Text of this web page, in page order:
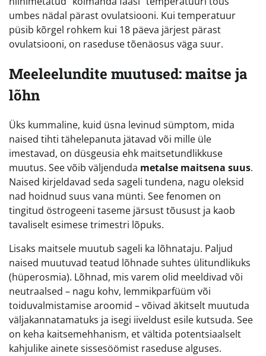
umbes nädal pärast ovulatsiooni. Kui temperatuur
püsib kõrgel rohkem kui 18 päeva järjest pärast
ovulatsiooni, on raseduse tõenäosus väga suur.
Meeleelundite muutused: maitse ja
lõhn
Üks kummaline, kuid üsna levinud sümptom, mida
naised tihti tähelepanuta jätavad või mille üle
imestavad, on düsgeusia ehk maitsetundlikkuse
muutus. See võib väljenduda metalse maitsena suus.
Naised kirjeldavad seda sageli tundena, nagu oleksid
nad hoidnud suus vana münti. See fenomen on
tingitud östrogeeni taseme järsust tõusust ja kaob
tavaliselt esimese trimestri lõpuks.
Lisaks maitsele muutub sageli ka lõhnataju. Paljud
naised muutuvad teatud lõhnade suhtes ülitundlikuks
(hüperosmia). Lõhnad, mis varem olid meeldivad või
neutraalsed – nagu kohv, lemmikparfüüm või
toiduvalmistamise aroomid – võivad äkitselt muutuda
väljakannatamatuks ja isegi iiveldust esile kutsuda. See
on keha kaitsemehhanism, et vältida potentsiaalselt
kahjulike ainete sissesöömist raseduse alguses.